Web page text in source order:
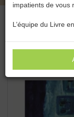
impatients de vous
L’équipe du Livre